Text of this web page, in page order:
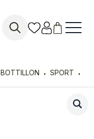
BOTTILLON
SPORT